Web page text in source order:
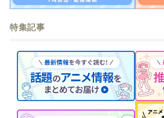
特集記事